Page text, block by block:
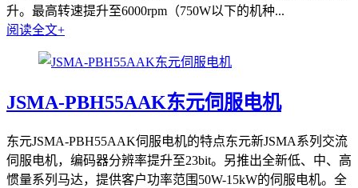
升。最高转速提升至6000rpm（750W以下的机种...
阅读全文+
JSMA-PBH55AAK东元伺服电机
东元JSMA-PBH55AAK伺服电机的特点东元新JSMA系列交流
伺服电机，编码器分辨率提升至23bit。另推出全新低、中、高
惯量系列马达，提供客户功率范围50W-15kW的伺服电机。全